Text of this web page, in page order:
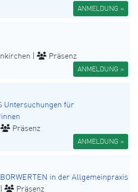
ANMELDUNG »
| Präsenz
ANMELDUNG »
Untersuchungen für
Präsenz
ANMELDUNG »
in der Allgemeinpraxis
Präsenz